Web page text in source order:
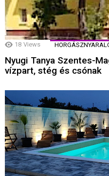
18 Views
Nyugi Tanya Szentes-
vízpart, stég és csónak